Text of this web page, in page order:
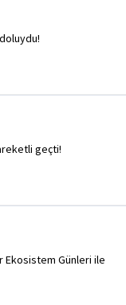
geçti!
Ekosistem Günleri ile